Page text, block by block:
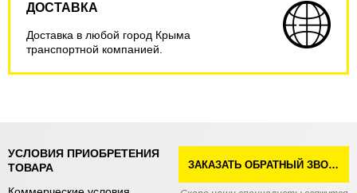
ДОСТАВКА
Доставка в любой город Крыма
транспортной компанией.
УСЛОВИЯ ПРИОБРЕТЕНИЯ
ТОВАРА
ЗАКАЗАТЬ ОБРАТНЫЙ ЗВОНОК